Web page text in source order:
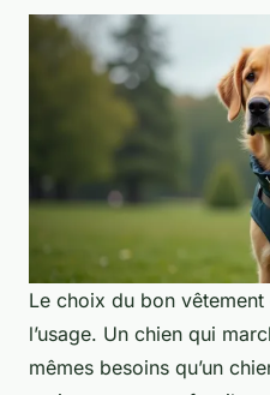
Le choix du bon
l’usage. Un chien qui
mêmes besoins qu’un